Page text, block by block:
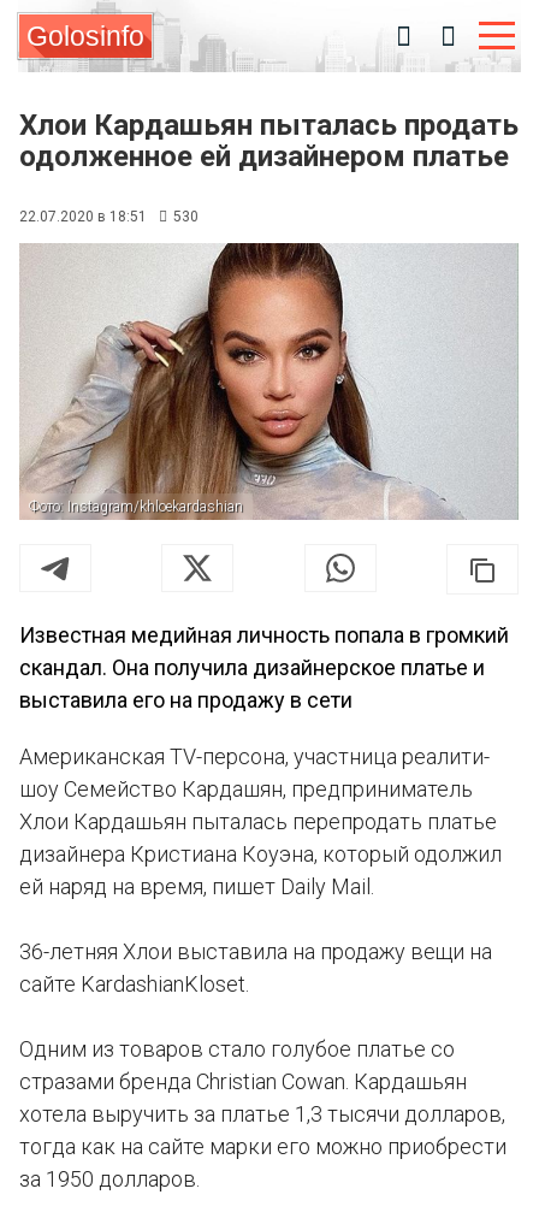
Golosinfo
Хлои Кардашьян пыталась продать
одолженное ей дизайнером платье
22.07.2020 в 18:51 530
Фото: Instagram/khloekardashian
Известная медийная личность попала в громкий
скандал. Она получила дизайнерское платье и
выставила его на продажу в сети
Американская TV-персона, участница реалити-
шоу Семейство Кардашян, предприниматель
Хлои Кардашьян пыталась перепродать платье
дизайнера Кристиана Коуэна, который одолжил
ей наряд на время, пишет Daily Mail.
36-летняя Хлои выставила на продажу вещи на
сайте KardashianKloset.
Одним из товаров стало голубое платье со
стразами бренда Christian Cowan. Кардашьян
хотела выручить за платье 1,3 тысячи долларов,
тогда как на сайте марки его можно приобрести
за 1950 долларов.